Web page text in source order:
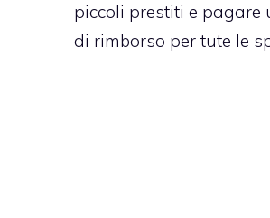
piccoli prestiti e pagare
di rimborso per tute le